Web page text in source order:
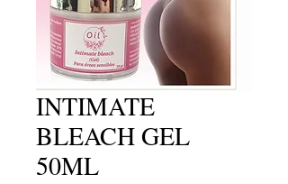
INTIMATE
BLEACH GEL
50ML